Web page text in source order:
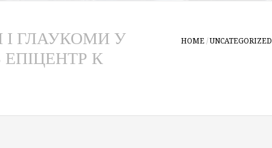
І ГЛАУКОМИ У
К
HOME / UNCATEGORIZED